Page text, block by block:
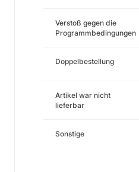
Verstoß gegen die
Programmbedingungen
Doppelbestellung
Artikel war nicht
lieferbar
Sonstige